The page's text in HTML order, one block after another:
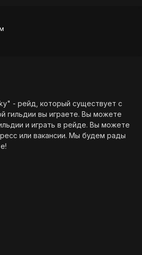
- рейд, который существует с
гильдии вы играете. Вы можете
и играть в рейде. Вы можете
или вакансии. Мы будем рады